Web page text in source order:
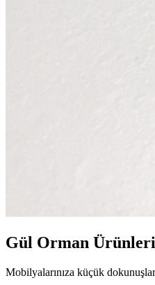
Gül Orman Ürünleri
Mobilyalarınıza küçük